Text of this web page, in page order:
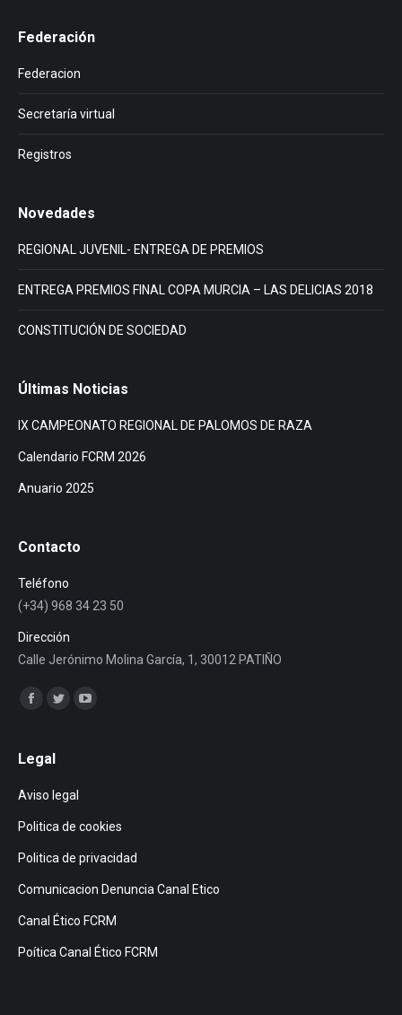
Federación
Federacion
Secretaría virtual
Registros
Novedades
REGIONAL JUVENIL- ENTREGA DE PREMIOS
ENTREGA PREMIOS FINAL COPA MURCIA – LAS DELICIAS 2018
CONSTITUCIÓN DE SOCIEDAD
Últimas Noticias
IX CAMPEONATO REGIONAL DE PALOMOS DE RAZA
Calendario FCRM 2026
Anuario 2025
Contacto
Teléfono
(+34) 968 34 23 50
Dirección
Calle Jerónimo Molina García, 1, 30012 PATIÑO
Encuéntranos en:
Facebook
opens
new
window
Twitter
new
windowwindow
Legal
Aviso legal
Politica de cookies
Politica de privacidad
Comunicacion Denuncia Canal Etico
Canal Ético FCRM
Poítica Canal Ético FCRM